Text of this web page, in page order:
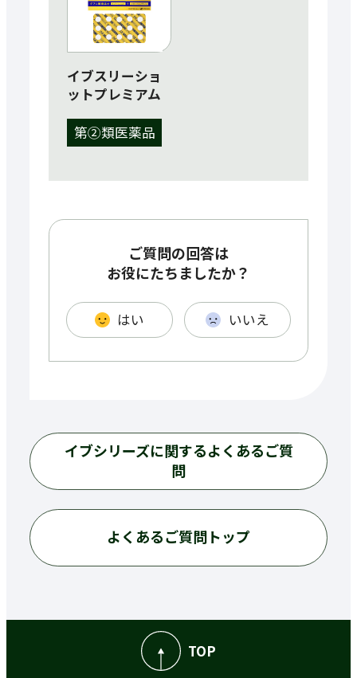
イブスリーショ
ットプレミアム
第②類医薬品
ご質問の回答は
お役にたちましたか？
はい いいえ
イブシリーズに関するよくあるご質
問
よくあるご質問トップ
TOP